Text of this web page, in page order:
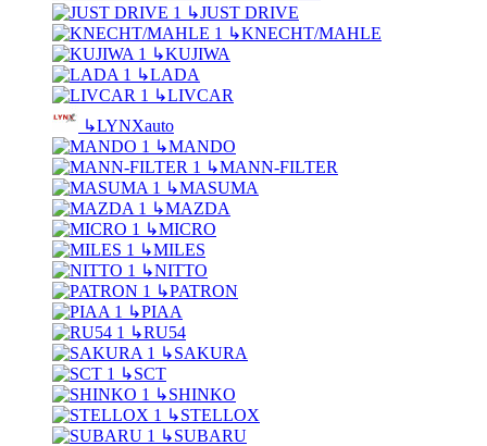
↳JUST DRIVE
↳KNECHT/MAHLE
↳KUJIWA
↳LADA
↳LIVCAR
↳LYNXauto
↳MANDO
↳MANN-FILTER
↳MASUMA
↳MAZDA
↳MICRO
↳MILES
↳NITTO
↳PATRON
↳PIAA
↳RU54
↳SAKURA
↳SCT
↳SHINKO
↳STELLOX
↳SUBARU